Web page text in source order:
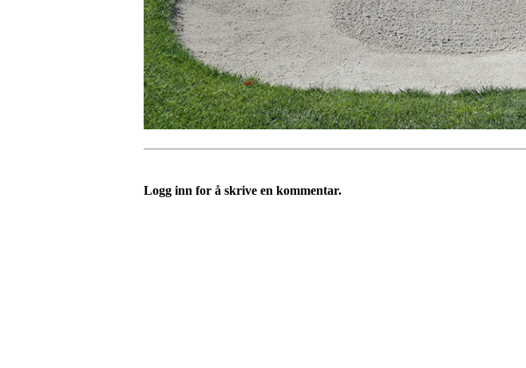
Logg inn for å skrive en kommentar.